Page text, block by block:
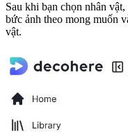
Sau khi bạn chọn nhân
bức ảnh theo mong muốn
vật.